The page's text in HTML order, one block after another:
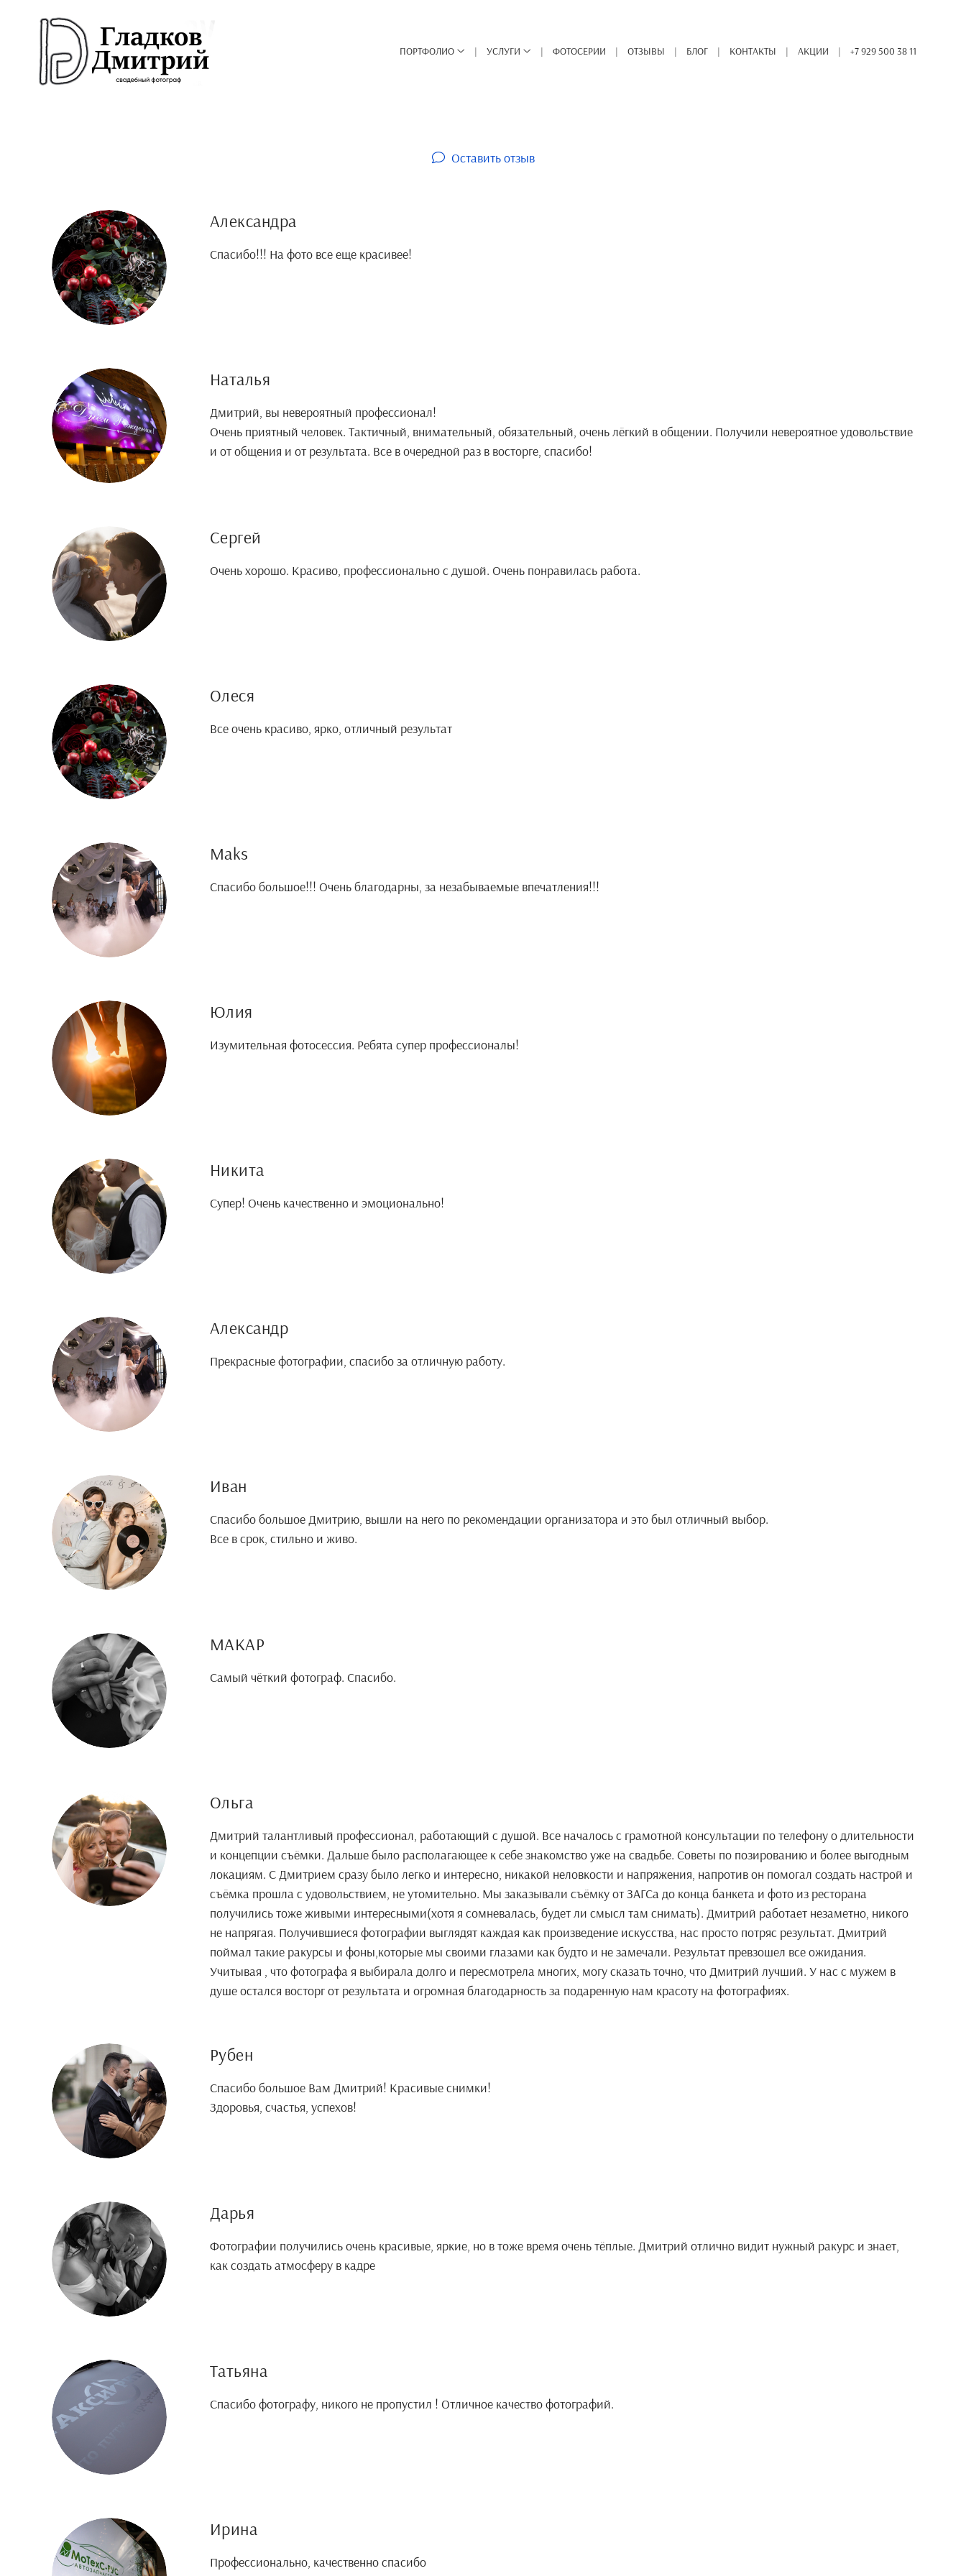
ПОРТФОЛИО УСЛУГИ ФОТОСЕРИИ ОТЗЫВЫ БЛОГ КОНТАКТЫ АКЦИИ +7 929 500 38 11
Оставить отзыв
Александра
Спасибо!!! На фото все еще красивее!
Наталья
Дмитрий, вы невероятный профессионал!
Очень приятный человек. Тактичный, внимательный, обязательный, очень лёгкий в общении. Получили невероятное удовольствие
и от общения и от результата. Все в очередной раз в восторге, спасибо!
Сергей
Очень хорошо. Красиво, профессионально с душой. Очень понравилась работа.
Олеся
Все очень красиво, ярко, отличный результат
Maks
Спасибо большое!!! Очень благодарны, за незабываемые впечатления!!!
Юлия
Изумительная фотосессия. Ребята супер профессионалы!
Никита
Супер! Очень качественно и эмоционально!
Александр
Прекрасные фотографии, спасибо за отличную работу.
Иван
Спасибо большое Дмитрию, вышли на него по рекомендации организатора и это был отличный выбор.
Все в срок, стильно и живо.
МАКАР
Самый чёткий фотограф. Спасибо.
Ольга
Дмитрий талантливый профессионал, работающий с душой. Все началось с грамотной консультации по телефону о длительности
и концепции съёмки. Дальше было располагающее к себе знакомство уже на свадьбе. Советы по позированию и более выгодным
локациям. С Дмитрием сразу было легко и интересно, никакой неловкости и напряжения, напротив он помогал создать настрой и
съёмка прошла с удовольствием, не утомительно. Мы заказывали съёмку от ЗАГСа до конца банкета и фото из ресторана
получились тоже живыми интересными(хотя я сомневалась, будет ли смысл там снимать). Дмитрий работает незаметно, никого
не напрягая. Получившиеся фотографии выглядят каждая как произведение искусства, нас просто потряс результат. Дмитрий
поймал такие ракурсы и фоны,которые мы своими глазами как будто и не замечали. Результат превзошел все ожидания.
Учитывая , что фотографа я выбирала долго и пересмотрела многих, могу сказать точно, что Дмитрий лучший. У нас с мужем в
душе остался восторг от результата и огромная благодарность за подаренную нам красоту на фотографиях.
Рубен
Спасибо большое Вам Дмитрий! Красивые снимки!
Здоровья, счастья, успехов!
Дарья
Фотографии получились очень красивые, яркие, но в тоже время очень тёплые. Дмитрий отлично видит нужный ракурс и знает,
как создать атмосферу в кадре
Татьяна
Спасибо фотографу, никого не пропустил ! Отличное качество фотографий.
Ирина
Профессионально, качественно спасибо